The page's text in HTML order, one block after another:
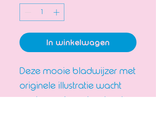
In winkelwagen
Deze mooie bladwijzer met
originele illustratie wacht
om tussen jouw boeken te